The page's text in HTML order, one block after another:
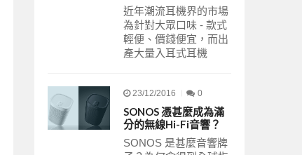
近年潮流耳機界的市場
為針對大眾口味 - 款式
輕便、價錢便宜，而出
產大量入耳式耳機
23/12/2016 0
SONOS 憑甚麼成為滿
分的無線Hi-Fi音響？
SONOS 是甚麼音響牌